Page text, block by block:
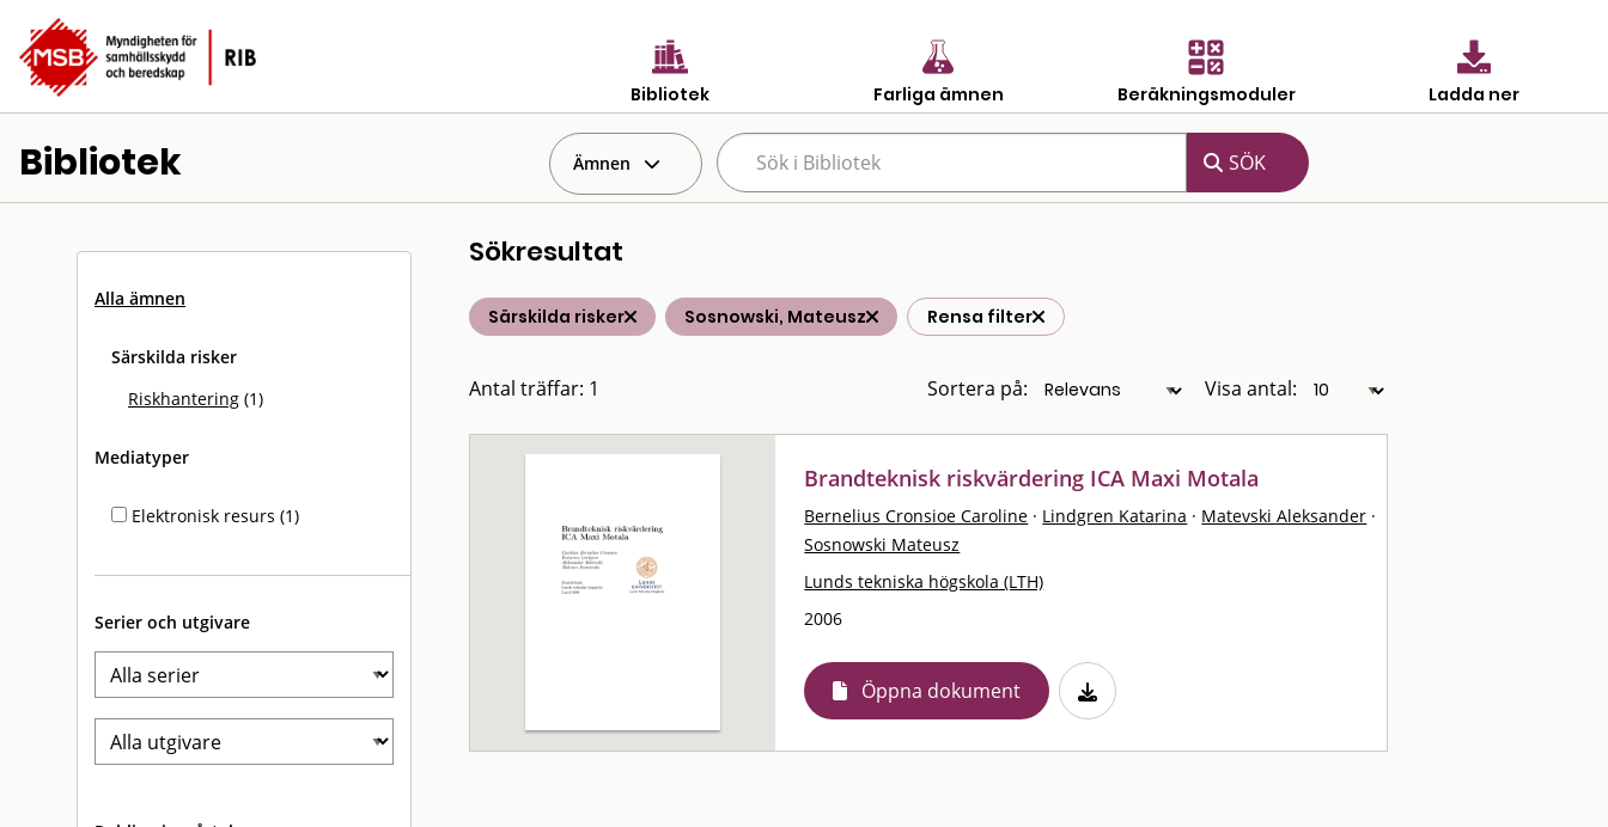
Bibliotek Farliga ämnen Beräkningsmoduler Ladda ner
Bibliotek Ämnen
Alla ämnen
Särskilda risker
Riskhantering (1)
Mediatyper
Elektronisk resurs (1)
Serier och utgivare
Sökresultat
Särskilda risker Sosnowski, Mateusz Rensa filter
Antal träffar: 1 Sortera på: Visa antal:
Brandteknisk riskvärdering ICA Maxi Motala
Bernelius Cronsioe Caroline · Lindgren Katarina · Matevski Aleksander ·
Sosnowski Mateusz
Lunds tekniska högskola (LTH)
2006
Öppna dokument